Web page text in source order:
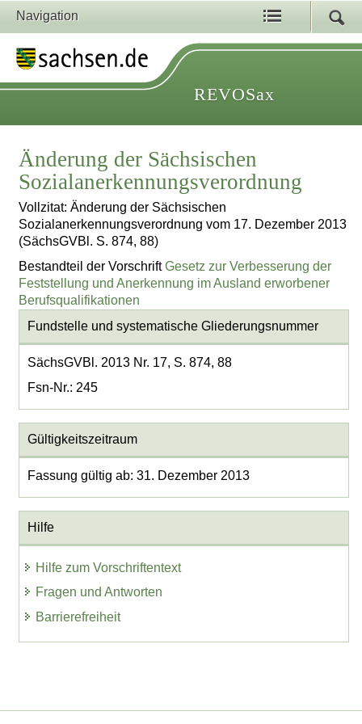
Navigation
REVOSax
Änderung der Sächsischen
Sozialanerkennungsverordnung
Vollzitat: Änderung der Sächsischen
Sozialanerkennungsverordnung vom 17. Dezember 2013
(SächsGVBl. S. 874, 88)
Bestandteil der VorschriftGesetz zur Verbesserung der
Feststellung und Anerkennung im Ausland erworbener
Berufsqualifikationen
Fundstelle und systematische Gliederungsnummer
SächsGVBl. 2013 Nr. 17, S. 874, 88
Fsn-Nr.: 245
Gültigkeitszeitraum
Fassung gültig ab: 31. Dezember 2013
Hilfe
Hilfe zum Vorschriftentext
Fragen und Antworten
Barrierefreiheit